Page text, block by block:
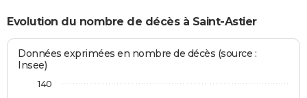
Evolution du nombre de décès à Saint-Astier
Données exprimées en nombre de décès (source :
Insee)
140